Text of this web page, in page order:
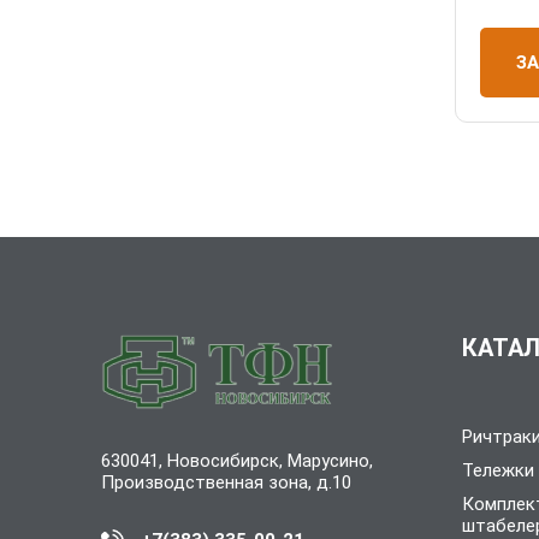
630041, Новосибирск, Марусино,
Производственная зона, д.10